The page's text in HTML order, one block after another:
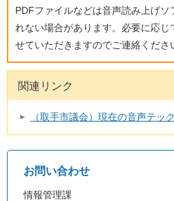
PDFファイルなどは音声読み上げソ
れない場合があります。必要に応じ
せていただきますのでご連絡くださ
関連リンク
（取手市議会）現在の音声テッ
お問い合わせ
情報管理課